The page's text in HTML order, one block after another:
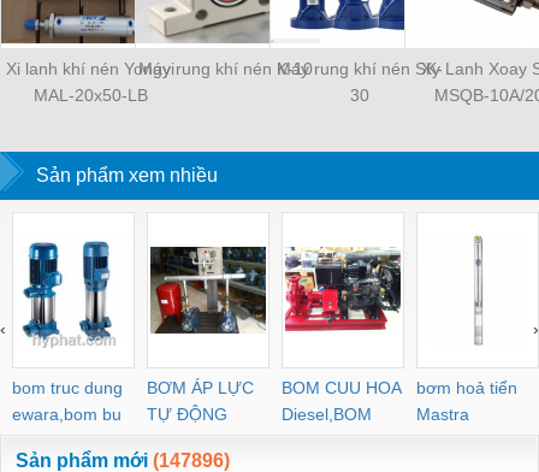
Xi lanh khí nén Yongyi
MAL-20x50-LB
Máy rung khí nén K-10Máy rung khí nén SK-
30
Xy Lanh Xoay
MSQB-10A/
Sản phẩm xem nhiều
bom truc dung
ewara,bom bu
ewara
BƠM ÁP LỰC
TỰ ĐỘNG
BOM CUU HOA
Diesel,BOM
CHUA CHAY
bơm hoả tiển
Mastra
‹ ›
Sản phẩm mới (147896)